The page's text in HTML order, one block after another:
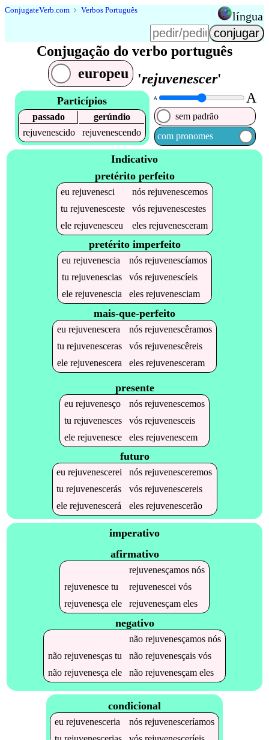
ConjugateVerb.com ﹥ Verbos Português língua
Conjugação do verbo português
europeu
'rejuvenescer'
Particípios
passado
gerúndio
rejuvenescido
rejuvenescendo
A A
sem padrão
com pronomes
Indicativo
pretérito perfeito
eurejuvenesci nósrejuvenescemos
turejuvenesceste vósrejuvenescestes
elerejuvenesceu elesrejuvenesceram
pretérito imperfeito
eu rejuvenescia nós rejuvenescíamos
tu rejuvenescias vós rejuvenescíeis
ele rejuvenescia eles rejuvenesciam
mais-que-perfeito
eu rejuvenescera nós rejuvenescêramos
tu rejuvenesceras vós rejuvenescêreis
ele rejuvenescera eles rejuvenesceram
presente
eu rejuvenesço nós rejuvenescemos
tu rejuvenesces vós rejuvenesceis
ele rejuvenesce eles rejuvenescem
futuro
eurejuvenescerei nósrejuvenesceremos
turejuvenescerás vósrejuvenescereis
elerejuvenescerá elesrejuvenescerão
imperativo
afirmativo
rejuvenesçamosnós
rejuvenescetu rejuvenescei vós
rejuvenesça ele rejuvenesçameles
negativo
não rejuvenesçamosnós
não rejuvenesçastu não rejuvenesçaisvós
não rejuvenesça ele não rejuvenesçameles
condicional
eu rejuvenesceria nós rejuvenesceríamos